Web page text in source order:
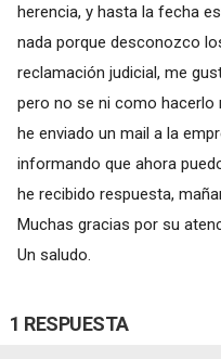
herencia, y hasta la fecha
nada porque desconozco
reclamación judicial, me
pero no se ni como hacerlo
he enviado un mail a la
informando que ahora
he recibido respuesta,
Muchas gracias por su
Un saludo.
1 RESPUESTA